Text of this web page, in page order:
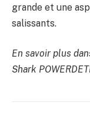
grande et une
salissants.
En savoir plus
Shark